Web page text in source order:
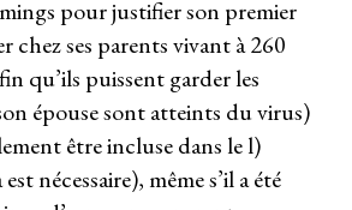
pour justifier son premier
chez ses parents vivant à 260
qu’ils puissent garder les
épouse sont atteints du virus)
être incluse dans le l)
nécessaire), même s’il a été